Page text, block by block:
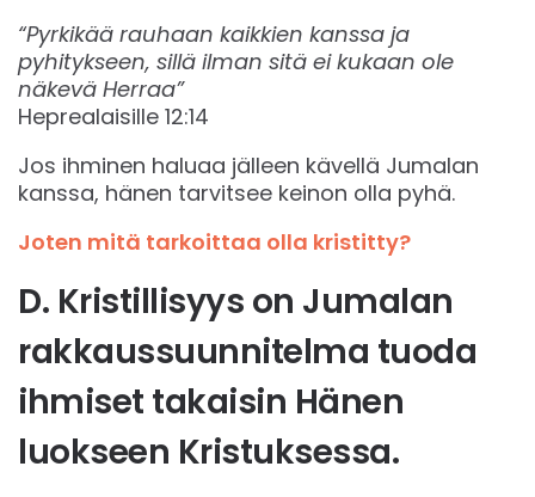
“Pyrkikää rauhaan kaikkien kanssa ja
pyhitykseen, sillä ilman sitä ei kukaan ole
näkevä Herraa”
Heprealaisille 12:14
Jos ihminen haluaa jälleen kävellä Jumalan
kanssa, hänen tarvitsee keinon olla pyhä.
Joten mitä tarkoittaa olla kristitty?
D. Kristillisyys on Jumalan
rakkaussuunnitelma tuoda
ihmiset takaisin Hänen
luokseen Kristuksessa.